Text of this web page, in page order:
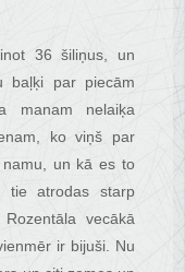
36 šiliņus, un
baļķi par piecām
manam nelaiķa
ko viņš par
un kā es to
tie atrodas starp
vecākā
ir bijuši. Nu